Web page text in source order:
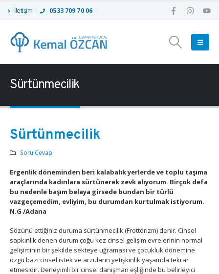
İletişim 0533 709 70 06
Sürtünmecilik
Sürtünmecilik
Soru Cevap
Ergenlik döneminden beri kalabalık yerlerde ve toplu taşıma
araçlarında kadınlara sürtünerek zevk alıyorum. Birçok defa
bu nedenle başım belaya girsede bundan bir türlü
vazgeçemedim, evliyim, bu durumdan kurtulmak istiyorum.
N.G /Adana
Sözünü ettiğiniz duruma sürtünmecilik (Frottörizm) denir. Cinsel
sapkınlık denen durum çoğu kez cinsel gelişim evrelerinin normal
gelişiminin bir şekilde sekteye uğraması ve çocukluk dönemine
özgü bazı cinsel istek ve arzuların yetişkinlik yaşamda tekrar
etmesidir. Deneyimli bir cinsel danışman eşliğinde bu belirleyici